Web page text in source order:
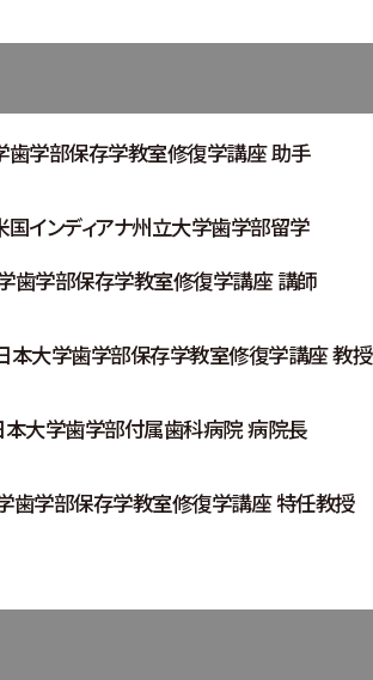
歯学部保存学教室修復学講座 助手
国インディアナ州立大学歯学部留学
歯学部保存学教室修復学講座 講師
本大学歯学部保存学教室修復学講座 教授
本大学歯学部付属歯科病院 病院長
歯学部保存学教室修復学講座 特任教授